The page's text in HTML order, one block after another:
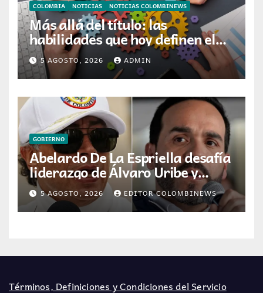
COLOMBIA NOTICIAS NOTICIAS COLOMBINEWS
Más allá del título: las
habilidades que hoy definen el
éxito profesional en Colombia
5 AGOSTO, 2026 ADMIN
GOBIERNO
Abelardo De La Espriella desafía
liderazgo de Álvaro Uribe y
Centro Democrático tras
victoria electoral
5 AGOSTO, 2026 EDITOR COLOMBINEWS
Términos, Definiciones y Condiciones del Servicio